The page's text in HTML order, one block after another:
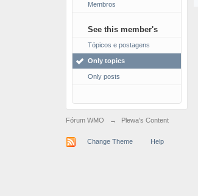
Membros
See this member's
Tópicos e postagens
Only topics
Only posts
Fórum WMO → Plewa's Content
Change Theme Help